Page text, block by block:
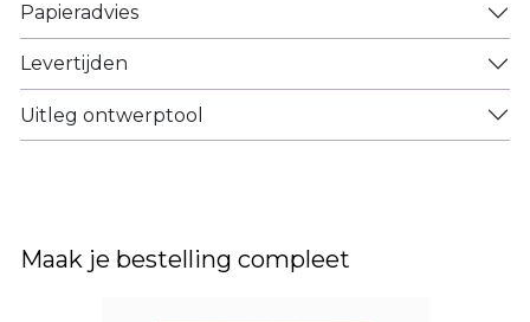
Papieradvies
Levertijden
Uitleg ontwerptool
Maak je bestelling compleet